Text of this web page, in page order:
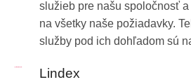
služieb pre našu spoločnosť
na všetky naše požiadavky.
služby pod ich dohľadom sú
ObrázokLindex